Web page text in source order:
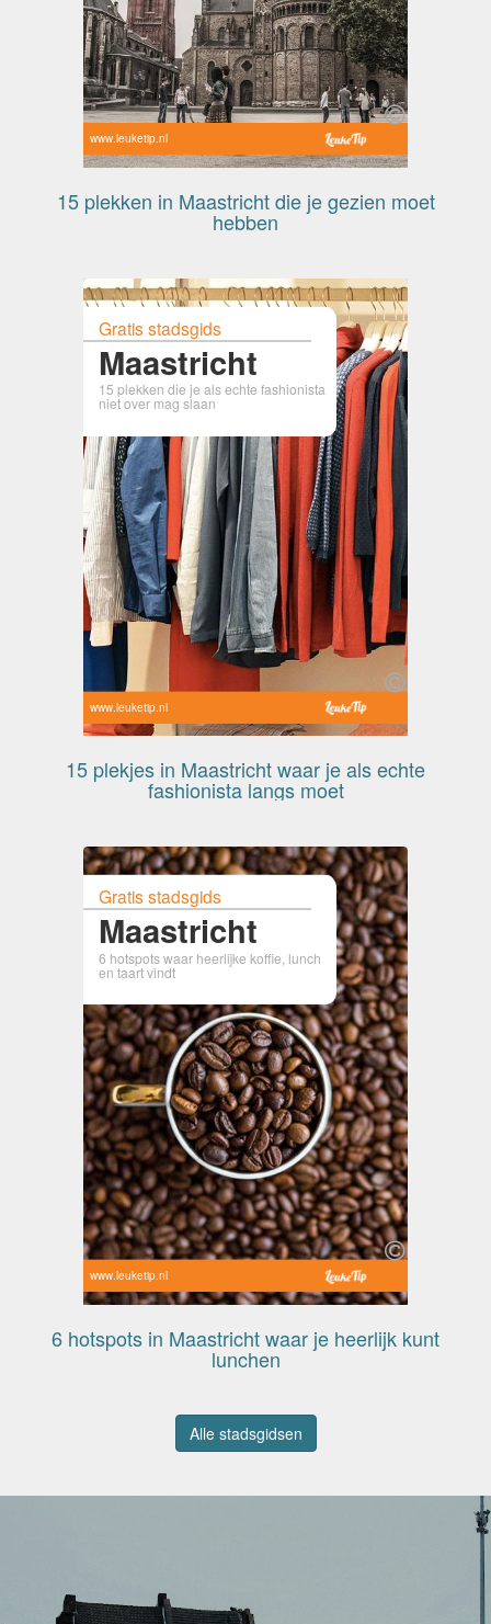
www.leuketip.nl
15 plekken in Maastricht die je gezien moet
hebben
Gratis stadsgids
Maastricht
15 plekken die je als echte fashionista
niet over mag slaan
www.leuketip.nl
15 plekjes in Maastricht waar je als echte
fashionista langs moet
Gratis stadsgids
Maastricht
6 hotspots waar heerlijke koffie, lunch
en taart vindt
www.leuketip.nl
6 hotspots in Maastricht waar je heerlijk kunt
lunchen
Alle stadsgidsen